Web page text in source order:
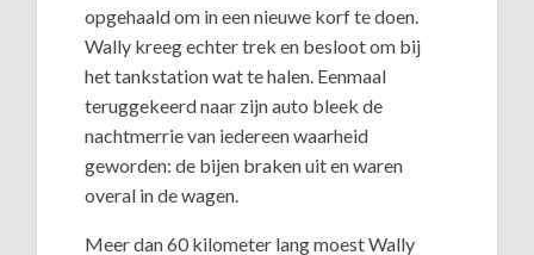
opgehaald om in een nieuwe korf te doen.
Wally kreeg echter trek en besloot om bij
het tankstation wat te halen. Eenmaal
teruggekeerd naar zijn auto bleek de
nachtmerrie van iedereen waarheid
geworden: de bijen braken uit en waren
overal in de wagen.
Meer dan 60 kilometer lang moest Wally